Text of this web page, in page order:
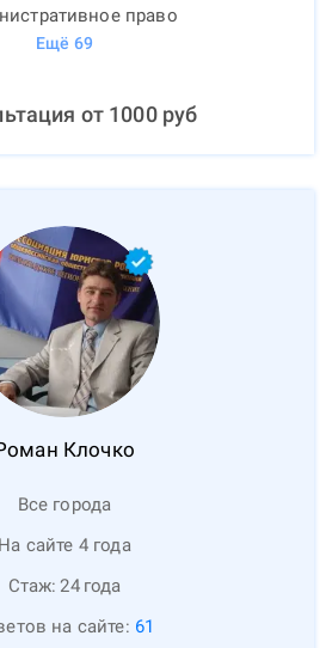
право
Ещё 69
от 1000руб
Клочко
Все города
На сайте 4 года
Стаж: 24 года
на сайте: 61